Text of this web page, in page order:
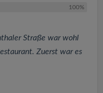
100%
Straße war wohl
Zuerst war es